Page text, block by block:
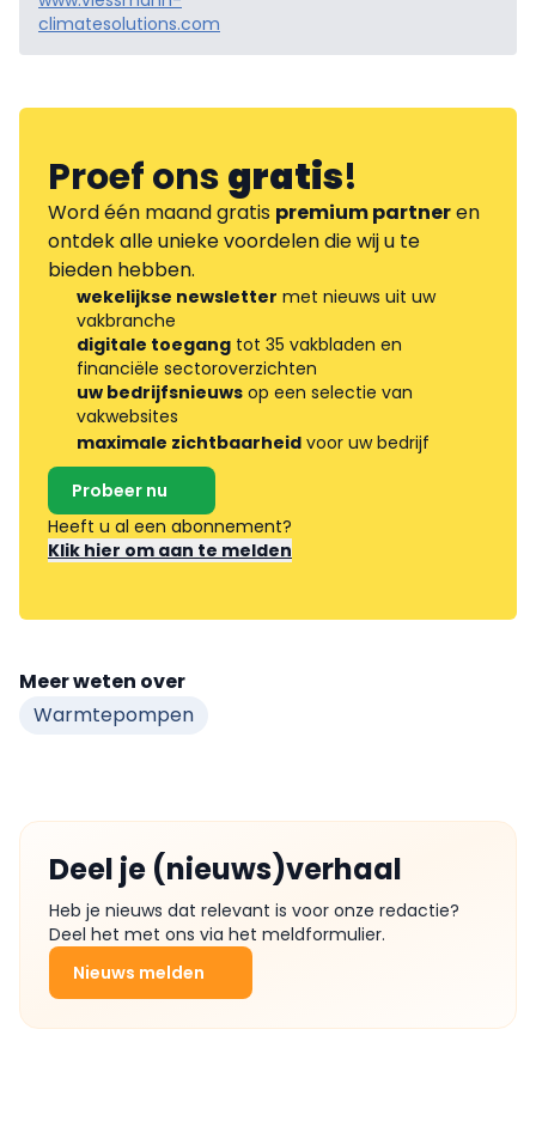
climatesolutions.com
Proef onsgratis!
Word één maand gratis premium partneren
ontdek alle unieke voordelen die wij u te
bieden hebben.
wekelijkse newsletter met nieuws uit uw
vakbranche
digitale toegang tot 35 vakbladen en
financiële sectoroverzichten
uw bedrijfsnieuws op een selectie van
vakwebsites
maximale zichtbaarheid voor uw bedrijf
Probeer nu
Heeft u al een abonnement?
Klik hier om aan te melden
Meer weten over
Warmtepompen
Deel je (nieuws)verhaal
Heb je nieuws dat relevant is voor onze redactie?
Deel het met ons via het meldformulier.
Nieuws melden